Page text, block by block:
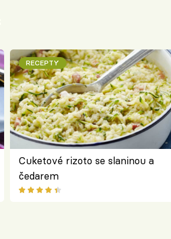
RECEPTY
Cuketové rizoto se slaninou a
čedarem